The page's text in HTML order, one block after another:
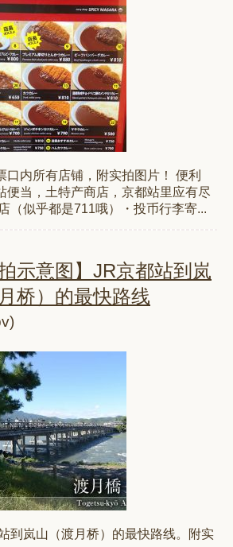
口内所有店铺，附实拍图片！ 便利
便当，土特产商店，京都站里应有尽
（似乎都是711哦）・投币行李寄...
拍示意图】JR京都站到岚
桥）的最快路线
到岚山（渡月桥）的最快路线。附实